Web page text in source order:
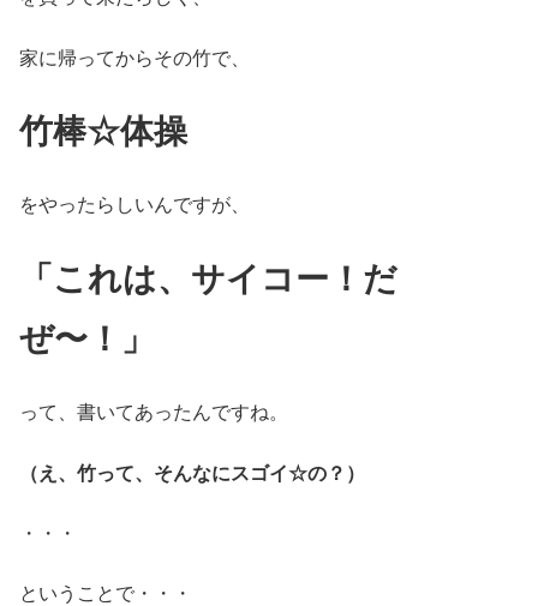
家に帰ってからその竹で、
竹棒☆体操
をやったらしいんですが、
「これは、サイコー！だ
ぜ〜！」
って、書いてあったんですね。
（え、竹って、そんなにスゴイ☆の？）
・・・
ということで・・・